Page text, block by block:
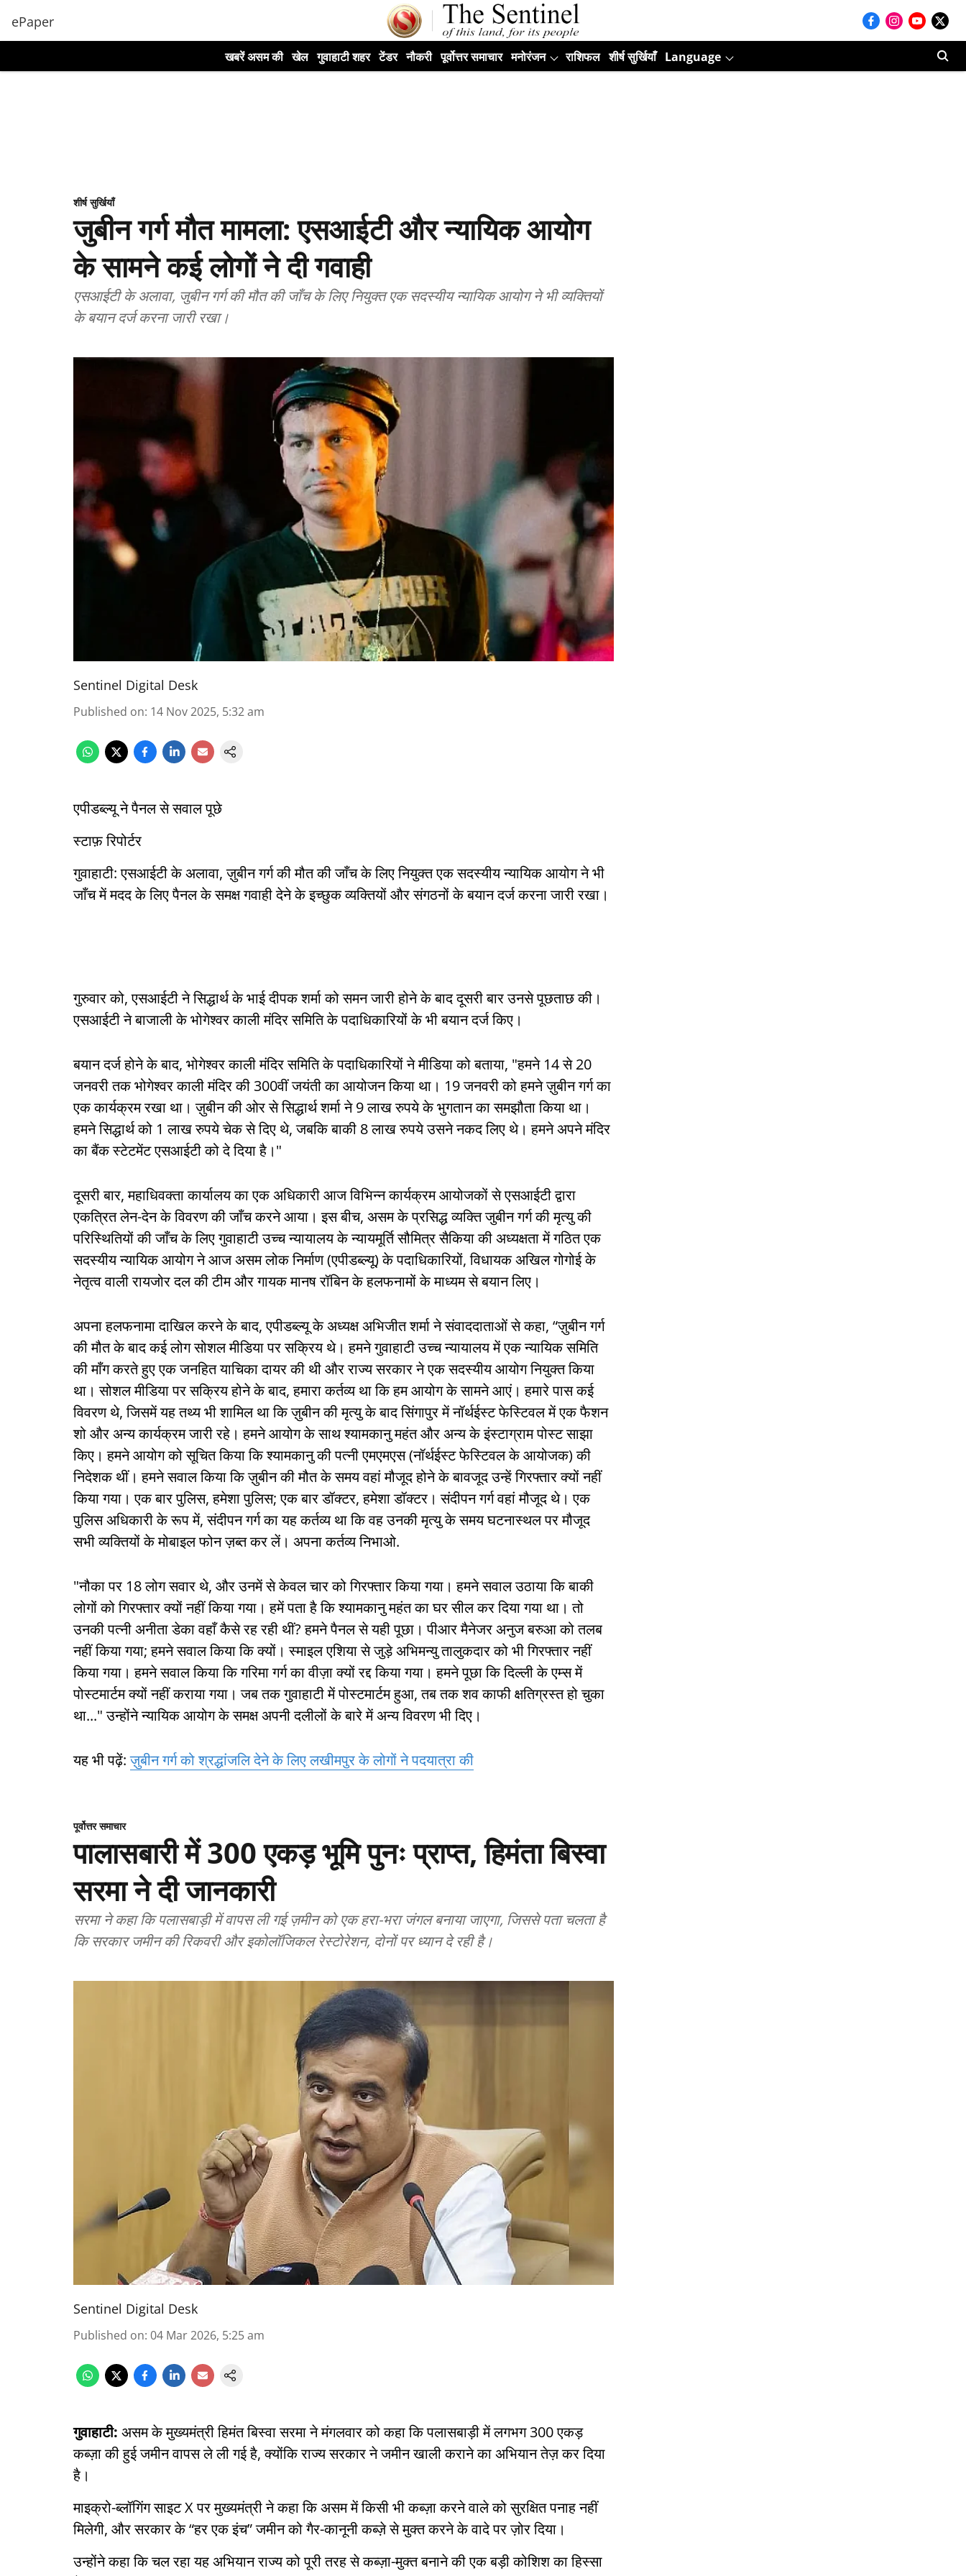
ePaper
खबरें असम की खेल गुवाहाटी शहर टेंडर नौकरी पूर्वोत्तर समाचार मनोरंजन राशिफल शीर्ष सुर्खियाँ Language
शीर्ष सुर्खियाँ
जुबीन गर्ग मौत मामला: एसआईटी और न्यायिक आयोग
के सामने कई लोगों ने दी गवाही
एसआईटी के अलावा, जुबीन गर्ग की मौत की जाँच के लिए नियुक्त एक सदस्यीय न्यायिक आयोग ने भी व्यक्तियों
के बयान दर्ज करना जारी रखा।
Sentinel Digital Desk
Published on: 14 Nov 2025, 5:32 am
एपीडब्ल्यू ने पैनल से सवाल पूछे
स्टाफ़ रिपोर्टर
गुवाहाटी: एसआईटी के अलावा, ज़ुबीन गर्ग की मौत की जाँच के लिए नियुक्त एक सदस्यीय न्यायिक आयोग ने भी
जाँच में मदद के लिए पैनल के समक्ष गवाही देने के इच्छुक व्यक्तियों और संगठनों के बयान दर्ज करना जारी रखा।
गुरुवार को, एसआईटी ने सिद्धार्थ के भाई दीपक शर्मा को समन जारी होने के बाद दूसरी बार उनसे पूछताछ की।
एसआईटी ने बाजाली के भोगेश्वर काली मंदिर समिति के पदाधिकारियों के भी बयान दर्ज किए।
बयान दर्ज होने के बाद, भोगेश्वर काली मंदिर समिति के पदाधिकारियों ने मीडिया को बताया, "हमने 14 से 20
जनवरी तक भोगेश्वर काली मंदिर की 300वीं जयंती का आयोजन किया था। 19 जनवरी को हमने ज़ुबीन गर्ग का
एक कार्यक्रम रखा था। ज़ुबीन की ओर से सिद्धार्थ शर्मा ने 9 लाख रुपये के भुगतान का समझौता किया था।
हमने सिद्धार्थ को 1 लाख रुपये चेक से दिए थे, जबकि बाकी 8 लाख रुपये उसने नकद लिए थे। हमने अपने मंदिर
का बैंक स्टेटमेंट एसआईटी को दे दिया है।"
दूसरी बार, महाधिवक्ता कार्यालय का एक अधिकारी आज विभिन्न कार्यक्रम आयोजकों से एसआईटी द्वारा
एकत्रित लेन-देन के विवरण की जाँच करने आया। इस बीच, असम के प्रसिद्ध व्यक्ति जुबीन गर्ग की मृत्यु की
परिस्थितियों की जाँच के लिए गुवाहाटी उच्च न्यायालय के न्यायमूर्ति सौमित्र सैकिया की अध्यक्षता में गठित एक
सदस्यीय न्यायिक आयोग ने आज असम लोक निर्माण (एपीडब्ल्यू) के पदाधिकारियों, विधायक अखिल गोगोई के
नेतृत्व वाली रायजोर दल की टीम और गायक मानष रॉबिन के हलफनामों के माध्यम से बयान लिए।
अपना हलफनामा दाखिल करने के बाद, एपीडब्ल्यू के अध्यक्ष अभिजीत शर्मा ने संवाददाताओं से कहा, “ज़ुबीन गर्ग
की मौत के बाद कई लोग सोशल मीडिया पर सक्रिय थे। हमने गुवाहाटी उच्च न्यायालय में एक न्यायिक समिति
की माँग करते हुए एक जनहित याचिका दायर की थी और राज्य सरकार ने एक सदस्यीय आयोग नियुक्त किया
था। सोशल मीडिया पर सक्रिय होने के बाद, हमारा कर्तव्य था कि हम आयोग के सामने आएं। हमारे पास कई
विवरण थे, जिसमें यह तथ्य भी शामिल था कि ज़ुबीन की मृत्यु के बाद सिंगापुर में नॉर्थईस्ट फेस्टिवल में एक फैशन
शो और अन्य कार्यक्रम जारी रहे। हमने आयोग के साथ श्यामकानु महंत और अन्य के इंस्टाग्राम पोस्ट साझा
किए। हमने आयोग को सूचित किया कि श्यामकानु की पत्नी एमएमएस (नॉर्थईस्ट फेस्टिवल के आयोजक) की
निदेशक थीं। हमने सवाल किया कि ज़ुबीन की मौत के समय वहां मौजूद होने के बावजूद उन्हें गिरफ्तार क्यों नहीं
किया गया। एक बार पुलिस, हमेशा पुलिस; एक बार डॉक्टर, हमेशा डॉक्टर। संदीपन गर्ग वहां मौजूद थे। एक
पुलिस अधिकारी के रूप में, संदीपन गर्ग का यह कर्तव्य था कि वह उनकी मृत्यु के समय घटनास्थल पर मौजूद
सभी व्यक्तियों के मोबाइल फोन ज़ब्त कर लें। अपना कर्तव्य निभाओ.
"नौका पर 18 लोग सवार थे, और उनमें से केवल चार को गिरफ्तार किया गया। हमने सवाल उठाया कि बाकी
लोगों को गिरफ्तार क्यों नहीं किया गया। हमें पता है कि श्यामकानु महंत का घर सील कर दिया गया था। तो
उनकी पत्नी अनीता डेका वहाँ कैसे रह रही थीं? हमने पैनल से यही पूछा। पीआर मैनेजर अनुज बरुआ को तलब
नहीं किया गया; हमने सवाल किया कि क्यों। स्माइल एशिया से जुड़े अभिमन्यु तालुकदार को भी गिरफ्तार नहीं
किया गया। हमने सवाल किया कि गरिमा गर्ग का वीज़ा क्यों रद्द किया गया। हमने पूछा कि दिल्ली के एम्स में
पोस्टमार्टम क्यों नहीं कराया गया। जब तक गुवाहाटी में पोस्टमार्टम हुआ, तब तक शव काफी क्षतिग्रस्त हो चुका
था..." उन्होंने न्यायिक आयोग के समक्ष अपनी दलीलों के बारे में अन्य विवरण भी दिए।
यह भी पढ़ें:ज़ुबीन गर्ग को श्रद्धांजलि देने के लिए लखीमपुर के लोगों ने पदयात्रा की
पूर्वोत्तर समाचार
पालासबारी में 300 एकड़ भूमि पुनः प्राप्त, हिमंता बिस्वा
सरमा ने दी जानकारी
सरमा ने कहा कि पलासबाड़ी में वापस ली गई ज़मीन को एक हरा-भरा जंगल बनाया जाएगा, जिससे पता चलता है
कि सरकार जमीन की रिकवरी और इकोलॉजिकल रेस्टोरेशन, दोनों पर ध्यान दे रही है।
Sentinel Digital Desk
Published on: 04 Mar 2026, 5:25 am
गुवाहाटी: असम के मुख्यमंत्री हिमंत बिस्वा सरमा ने मंगलवार को कहा कि पलासबाड़ी में लगभग 300 एकड़
कब्ज़ा की हुई जमीन वापस ले ली गई है, क्योंकि राज्य सरकार ने जमीन खाली कराने का अभियान तेज़ कर दिया
है।
माइक्रो-ब्लॉगिंग साइट X पर मुख्यमंत्री ने कहा कि असम में किसी भी कब्ज़ा करने वाले को सुरक्षित पनाह नहीं
मिलेगी, और सरकार के “हर एक इंच” जमीन को गैर-कानूनी कब्ज़े से मुक्त करने के वादे पर ज़ोर दिया।
उन्होंने कहा कि चल रहा यह अभियान राज्य को पूरी तरह से कब्ज़ा-मुक्त बनाने की एक बड़ी कोशिश का हिस्सा